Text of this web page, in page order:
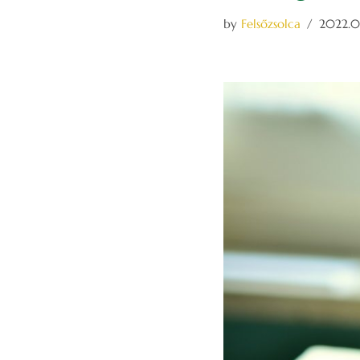
by Felsőzsolca